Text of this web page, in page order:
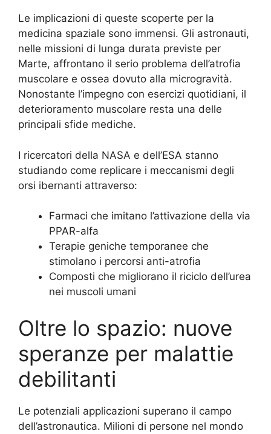
Le implicazioni di queste scoperte per la
medicina spaziale sono immensi. Gli astronauti,
nelle missioni di lunga durata previste per
Marte, affrontano il serio problema dell’atrofia
muscolare e ossea dovuto alla microgravità.
Nonostante l’impegno con esercizi quotidiani, il
deterioramento muscolare resta una delle
principali sfide mediche.
I ricercatori della NASA e dell’ESA stanno
studiando come replicare i meccanismi degli
orsi ibernanti attraverso:
Farmaci che imitano l’attivazione della via
PPAR-alfa
Terapie geniche temporanee che
stimolano i percorsi anti-atrofia
Composti che migliorano il riciclo dell’urea
nei muscoli umani
Oltre lo spazio: nuove
speranze per malattie
debilitanti
Le potenziali applicazioni superano il campo
dell’astronautica. Milioni di persone nel mondo